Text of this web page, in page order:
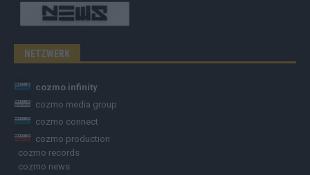
NETZWERK
cozmo infinity
cozmo media group
cozmo connect
cozmo production
cozmo records
cozmo news